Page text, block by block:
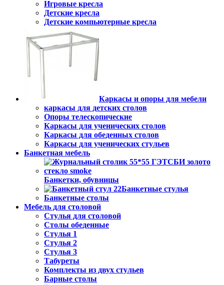
Игровые кресла
Детские кресла
Детские компьютерные кресла
Каркасы и опоры для мебели
каркасы для детских столов
Опоры телескопические
Каркасы для ученических столов
Каркасы для обеденных столов
Каркасы для ученических стульев
Банкетная мебель
Банкетки, обувницы
Банкетные стулья
Банкетные столы
Мебель для столовой
Стулья для столовой
Столы обеденные
Стулья 1
Стулья 2
Стулья 3
Табуреты
Комплекты из двух стульев
Барные столы